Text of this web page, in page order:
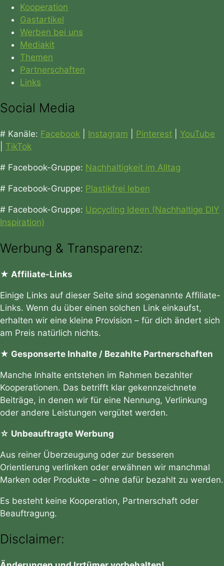
Kooperation
Gastartikel
Werben bei uns
Mediakit
Themen
Partnerschaften
Links
Social Media
# Kanäle: Facebook Instagram Pinterest
YouTube
TikTok
# Facebook-Gruppe: Nachhaltigkeit im Alltag
# Facebook-Gruppe: Plastikfrei leben
# Facebook-Gruppe: Upcycling Ideen (Nachhaltige DIY
Inspiration)
Werbung & Transparenz:
★ Affiliate-Links
Einige Links auf dieser Seite sind sogenannte Affiliate-
Links. Wenn du über einen solchen Link einkaufst,
erhalten wir eine kleine Provision – für dich ändert sich
am Preis natürlich nichts.
★ Gesponserte Inhalte / Bezahlte Partnerschaften
Manche Inhalte entstehen im Rahmen bezahlter
Kooperationen. Das betrifft klar gekennzeichnete
Beiträge, in denen wir für eine Nennung, Verlinkung
oder andere Leistungen vergütet werden.
☆ Unbeauftragte Werbung
Aus reiner Überzeugung oder zur besseren
Orientierung verlinken oder erwähnen wir manchmal
Marken oder Produkte – ohne dafür bezahlt zu werden.
Es besteht keine Kooperation, Partnerschaft oder
Beauftragung.
Disclaimer: